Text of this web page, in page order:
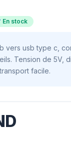
En stock
vers usb type c,
Tension de 5V,
facile.